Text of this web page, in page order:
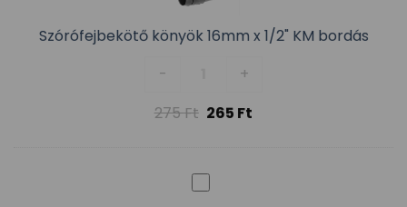
Szórófejbekötő könyök 16mm x 1/2" KM bordás
-
+
275Ft 265 Ft